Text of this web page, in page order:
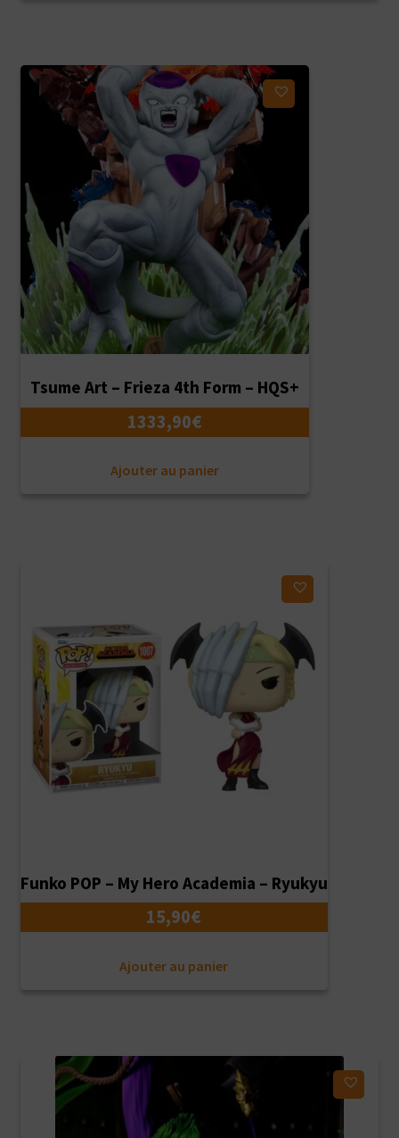
Tsume Art – Frieza 4th Form – HQS+
1333,90€
Ajouter au panier
Ajouter à ma liste d'envies
Funko POP – My Hero Academia – Ryukyu
15,90€
Ajouter au panier
Ajouter à ma liste d'envies